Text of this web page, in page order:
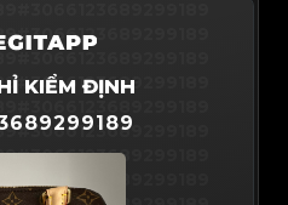
#3066123689299189
#3066123689299189
#3066123689299189
#3066123689299189
#3066123689299189
KIỂM ĐỊNH